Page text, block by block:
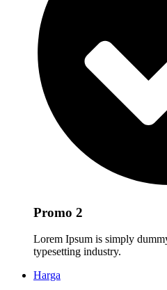
Promo 2
Lorem Ipsum is simply
typesetting industry.
Harga